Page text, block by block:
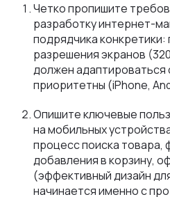
Четко пропишите
разработку интернет-
подрядчика
разрешения экранов
должен адаптироваться
приоритетны (iPhone,
Опишите ключевые
на мобильных
процесс поиска товара,
добавления в корзину,
(эффективный дизайн
начинается именно с